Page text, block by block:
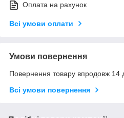
Оплата на рахунок
Всі умови оплати
Умови повернення
Повернення товару впродовж 14
Всі умови повернення